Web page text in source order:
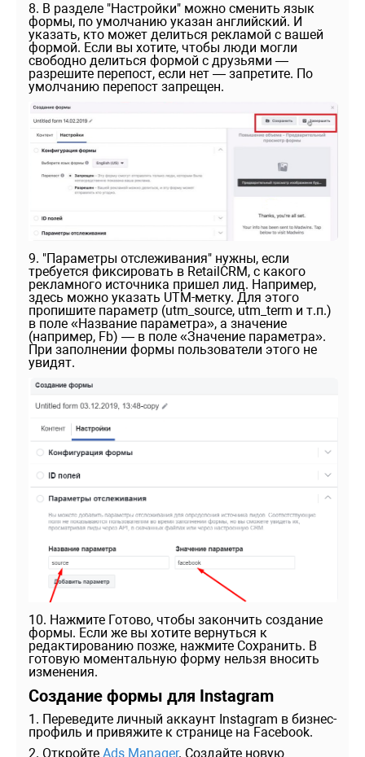
8. В разделе "Настройки" можно сменить язык
формы, по умолчанию указан английский. И
указать, кто может делиться рекламой с вашей
формой. Если вы хотите, чтобы люди могли
свободно делиться формой с друзьями —
разрешите перепост, если нет — запретите. По
умолчанию перепост запрещен.
9. "Параметры отслеживания" нужны, если
требуется фиксировать в RetailCRM, с какого
рекламного источника пришел лид. Например,
здесь можно указать UTM-метку. Для этого
пропишите параметр (utm_source, utm_term и т.п.)
в поле «Название параметра», а значение
(например, Fb) — в поле «Значение параметра».
При заполнении формы пользователи этого не
увидят.
10. Нажмите Готово, чтобы закончить создание
формы. Если же вы хотите вернуться к
редактированию позже, нажмите Сохранить. В
готовую моментальную форму нельзя вносить
изменения.
Создание формы для Instagram
1. Переведите личный аккаунт Instagram в бизнес-
профиль и привяжите к странице на Facebook.
2. Откройте Ads Manager. Создайте новую